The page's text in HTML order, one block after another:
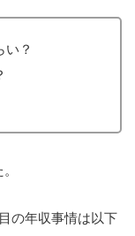
い？
の年収事情は以下